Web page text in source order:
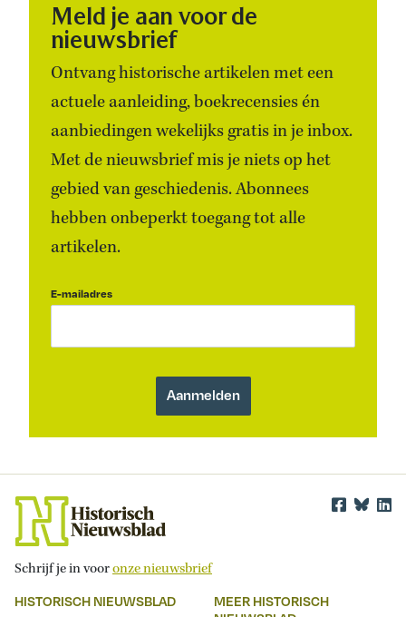
Meld je aan voor de
nieuwsbrief
Ontvang historische artikelen met een
actuele aanleiding, boekrecensies én
aanbiedingen wekelijks gratis in je inbox.
Met de nieuwsbrief mis je niets op het
gebied van geschiedenis. Abonnees
hebben onbeperkt toegang tot alle
artikelen.
E-mailadres
Schrijf je in vooronze nieuwsbrief
HISTORISCH NIEUWSBLAD
MEER HISTORISCH